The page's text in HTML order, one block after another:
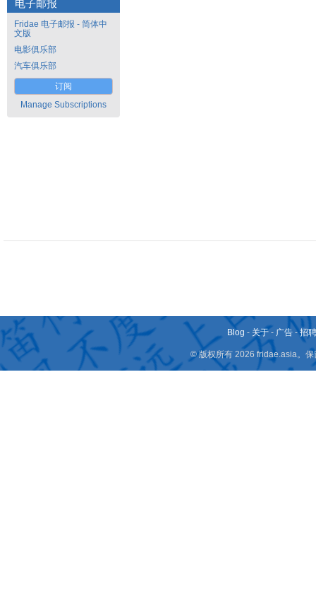
电子邮报
Fridae 电子邮报 - 简体中
文版
电影俱乐部
汽车俱乐部
订阅
Manage Subscriptions
Blog - 关于 - 广告 -招
© 版权所有 2026 fridae.asia。